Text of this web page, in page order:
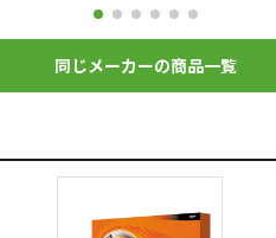
同じメーカーの商品一覧